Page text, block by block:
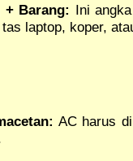
+ Barang: Ini
laptop, koper,
AC harus